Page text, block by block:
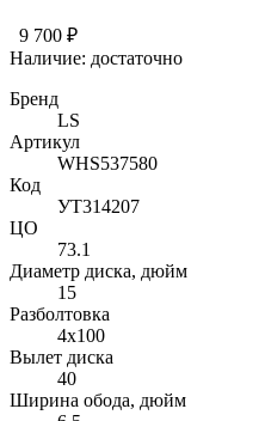
9 700 ₽
Наличие: достаточно
Бренд
LS
Артикул
WHS537580
Код
УТ314207
ЦО
73.1
Диаметр диска, дюйм
15
Разболтовка
4x100
Вылет диска
40
Ширина обода, дюйм